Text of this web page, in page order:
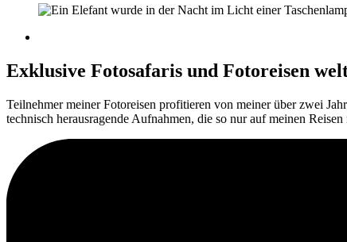
Exklusive Fotosafaris und Fotoreisen
Teilnehmer meiner Fotoreisen profitieren von meiner über zwei
technisch herausragende Aufnahmen, die so nur auf meinen